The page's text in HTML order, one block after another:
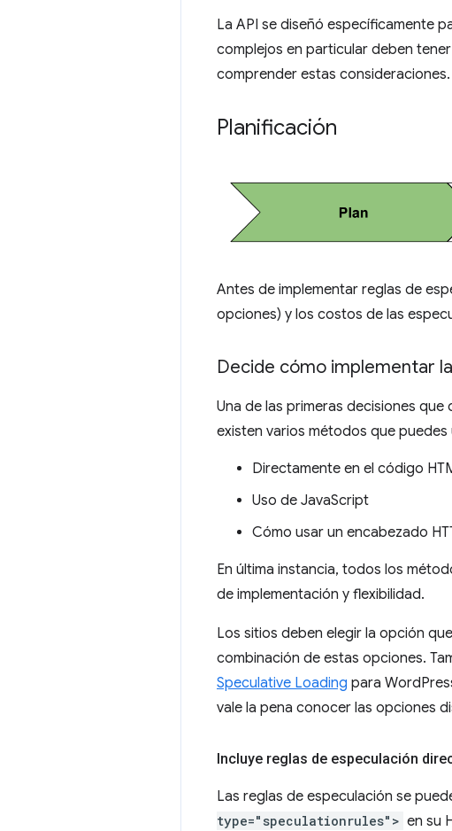
La API se diseñó específicamente
complejos en particular deben
comprender estas consideraciones.
Planificación
Antes de implementar reglas de
opciones) y los costos de las
Decide cómo implementar
Una de las primeras decisiones
existen varios métodos que puedes
Directamente en el código
Uso de JavaScript
Cómo usar un encabezado
En última instancia, todos los
de implementación y flexibilidad.
Los sitios deben elegir la opción
combinación de estas opciones.
Speculative Loading para
vale la pena conocer las opciones
Incluye reglas de especulación
Las reglas de especulación se
type="speculationrules"> en su